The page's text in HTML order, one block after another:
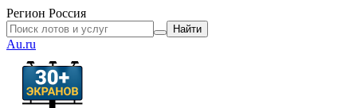
Регион Россия
Найти
Au.ru